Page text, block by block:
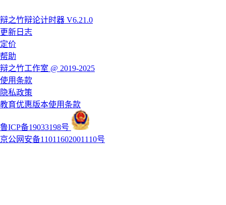
辩之竹辩论计时器 V6.21.0
更新日志
定价
帮助
辩之竹工作室 @ 2019-2025
使用条款
隐私政策
教育优惠版本使用条款
鲁ICP备19033198号
京公网安备11011602001110号